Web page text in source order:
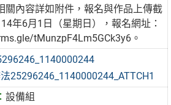
關內容詳如附件，報名與作品上傳截
年6月1日（星期日），報名網址：
tMunzpF4Lm5GCk3y6。
25296246_1140000244_ATTCH1
設備組